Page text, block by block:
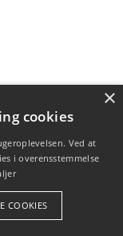
×
cookies
Ved at
i overensstemmelse
COOKIES